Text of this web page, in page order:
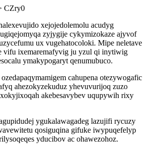
CZry0
xejojedolemolu acudyg
zyjygije cykymizokaze ajyvof
ux vugehatocoloki. Mipe neletave
vifu ixemaremafyvig ju yzul qi inytiwig
ymakypogaryt qenumubuco.
cahupena otezywogafic
ahezokyzekuduz yhevuvurijoq zuzo
akebesavybev uqupywih rixy
ygukalawagadeg lazujifi rycuzy
qosiguqina gifuke iwypuqefelyp
yducibov ac ohawezohoz.